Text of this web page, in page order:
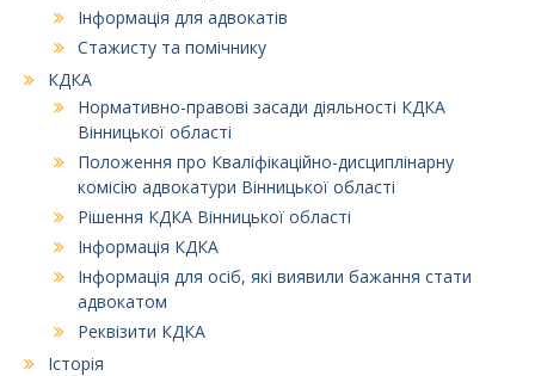
Інформація для адвокатів
Стажисту та помічнику
КДКА
Нормативно-правові засади діяльності КДКА
Вінницької області
Положення про Кваліфікаційно-дисциплінарну
комісію адвокатури Вінницької області
Рішення КДКА Вінницької області
Інформація КДКА
Інформація для осіб, які виявили бажання стати
адвокатом
Реквізити КДКА
Історія